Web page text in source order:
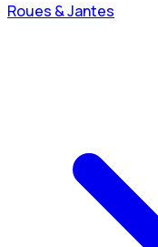
Roues & Jantes